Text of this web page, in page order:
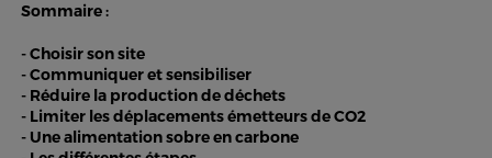
Sommaire :
- Choisir son site
- Communiquer et sensibiliser
- Réduire la production de déchets
- Limiter les déplacements émetteurs de CO2
- Une alimentation sobre en carbone